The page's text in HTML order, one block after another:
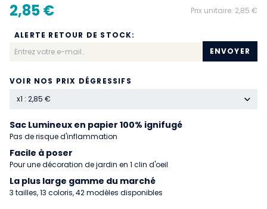
2,85 € Prix unitaire: 2,85 €
ALERTE RETOUR DE STOCK:
ENVOYER
Sac Lumineux en papier 100% ignifugé
Pas de risque d'inflammation
Facile à poser
Pour une décoration de jardin en 1 clin d'oeil
La plus large gamme du marché
3 tailles, 13 coloris, 42 modèles disponibles
VOIR NOS PRIX DÉGRESSIFS
x1 : 2,85 €